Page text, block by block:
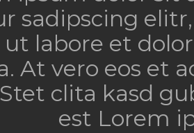
sadipscing
labore et
At vero eos et
clita kasd
est Lorem